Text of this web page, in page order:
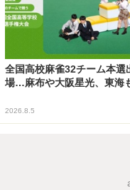
全国高校麻雀32チーム本選
場…麻布や大阪星光、東海
2026.8.5